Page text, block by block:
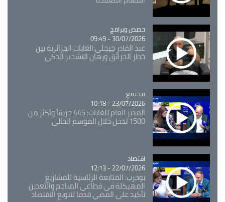
Catégorie
حصص وبرامج
30/07/2026 - 09:49
عبد القادر جيجلي:الغابات الجزائرية بين
خطر الحرائق ورهان التشجير الذكي
Catégorie
مجتمع
23/07/2026 - 10:18
المدير العام للغابات: 445 حريقاً وأكثر من
1500 تدخل خلال الموسم الحالي
Catégorie
اقتصاد
22/07/2026 - 12:13
بوحرب: المتابعة الرئاسية للمشاريع
المهيكلة في قطاعي المناجم والتعدين
تأكيد على المضي قدما لتنويع الاقتصاد